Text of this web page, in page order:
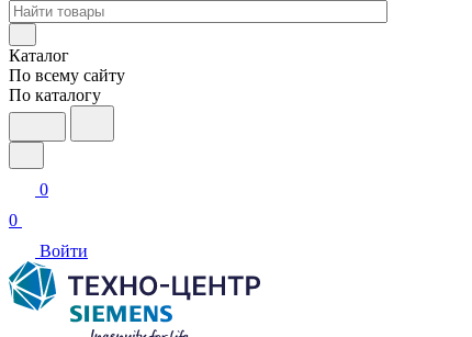
Каталог
По всему сайту
По каталогу
0
0
Войти